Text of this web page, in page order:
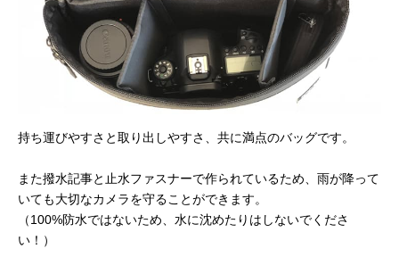
持ち運びやすさと取り出しやすさ、共に満点のバッグです。
また撥水記事と止水ファスナーで作られているため、雨が降って
いても大切なカメラを守ることができます。
（100%防水ではないため、水に沈めたりはしないでくださ
い！）